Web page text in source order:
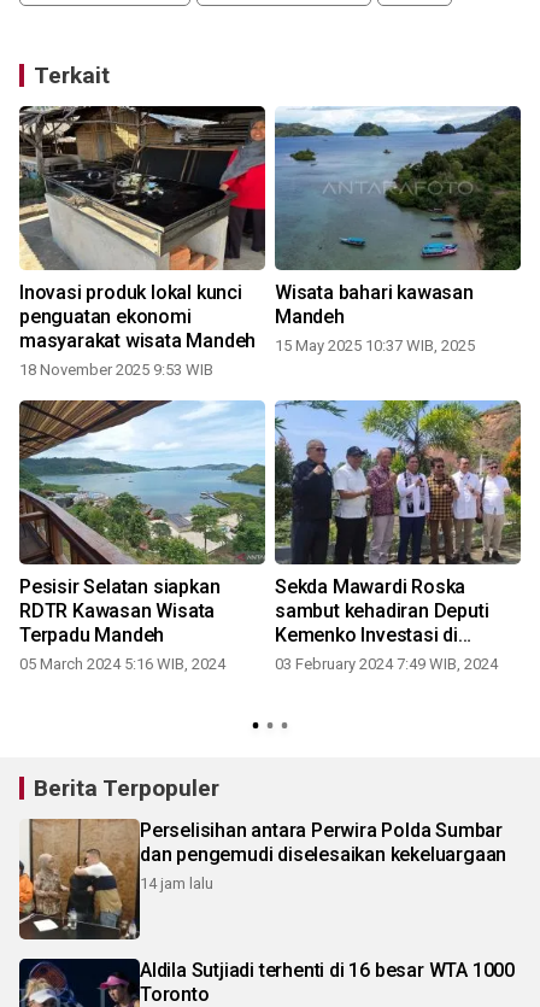
Terkait
Inovasi produk lokal kunci
penguatan ekonomi
masyarakat wisata Mandeh
18 November 2025 9:53 WIB
Wisata bahari kawasan
Mandeh
15 May 2025 10:37 WIB, 2025
Pesisir Selatan siapkan
RDTR Kawasan Wisata
Terpadu Mandeh
05 March 2024 5:16 WIB, 2024
Sekda Mawardi Roska
sambut kehadiran Deputi
Kemenko Investasi di
Kawasan Wisata Mandeh
03 February 2024 7:49 WIB, 2024
Berita Terpopuler
Perselisihan antara Perwira Polda Sumbar
dan pengemudi diselesaikan kekeluargaan
14 jam lalu
Aldila Sutjiadi terhenti di 16 besar WTA 1000
Toronto